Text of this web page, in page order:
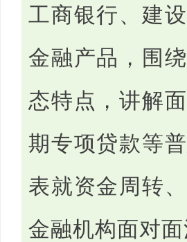
工商银行、建
金融产品，围
态特点，讲解
期专项贷款等
表就资金周转
金融机构面对面